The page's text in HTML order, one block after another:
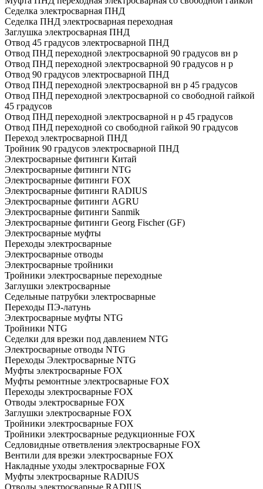
Седелка электросварная ПНД
Седелка ПНД электросварная переходная
Заглушка электросварная ПНД
Отвод 45 градусов электросварной ПНД
Отвод ПНД переходной электросварной 90 градусов вн р
Отвод ПНД переходной электросварной 90 градусов н р
Отвод 90 градусов электросварной ПНД
Отвод ПНД переходной электросварной вн р 45 градусов
Отвод ПНД переходной электросварной со свободной гайкой
45 градусов
Отвод ПНД переходной электросварной н р 45 градусов
Отвод ПНД переходной со свободной гайкой 90 градусов
Переход электросварной ПНД
Тройник 90 градусов электросварной ПНД
Электросварные фитинги Китай
Электросварные фитинги NTG
Электросварные фитинги FOX
Электросварные фитинги RADIUS
Электросварные фитинги AGRU
Электросварные фитинги Sanmik
Электросварные фитинги Georg Fischer (GF)
Электросварные муфты
Переходы электросварные
Электросварные отводы
Электросварные тройники
Тройники электросварные переходные
Заглушки электросварные
Седельные патрубки электросварные
Переходы ПЭ-латунь
Электросварные муфты NTG
Тройники NTG
Седелки для врезки под давлением NTG
Электросварные отводы NTG
Переходы Электросварные NTG
Муфты электросварные FOX
Муфты ремонтные электросварные FOX
Переходы электросварные FOX
Отводы электросварные FOX
Заглушки электросварные FOX
Тройники электросварные FOX
Тройники электросварные редукционные FOX
Седловидные ответвления электросварные FOX
Вентили для врезки электросварные FOX
Накладные уходы электросварные FOX
Муфты электросварные RADIUS
Отводы электросварные RADIUS